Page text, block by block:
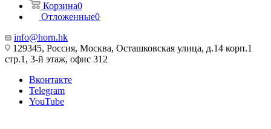
Корзина0
Отложенные0
info@horn.hk
129345, Россия, Москва, Осташковская улица, д.14 корп.1
стр.1, 3-й этаж, офис 312
Вконтакте
Telegram
YouTube